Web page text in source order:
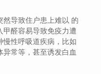
然导致住户患上难以 的
甲醛容易导致免疫力遭
慢性呼吸道疾病，比如
常等，甚至诱发白血